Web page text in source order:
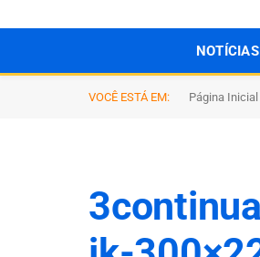
NOTÍCIAS
VOCÊ ESTÁ EM: Página Inicial